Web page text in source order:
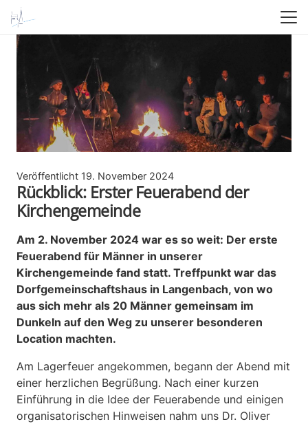
Veröffentlicht 19. November 2024
Rückblick: Erster Feuerabend der
Kirchengemeinde
Am 2. November 2024 war es so weit: Der erste
Feuerabend für Männer in unserer
Kirchengemeinde fand statt. Treffpunkt war das
Dorfgemeinschaftshaus in Langenbach, von wo
aus sich mehr als 20 Männer gemeinsam im
Dunkeln auf den Weg zu unserer besonderen
Location machten.
Am Lagerfeuer angekommen, begann der Abend mit
einer herzlichen Begrüßung. Nach einer kurzen
Einführung in die Idee der Feuerabende und einigen
organisatorischen Hinweisen nahm uns Dr. Oliver